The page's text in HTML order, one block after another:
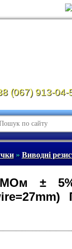
(067) 913-04-
» Виводні
МОм ±